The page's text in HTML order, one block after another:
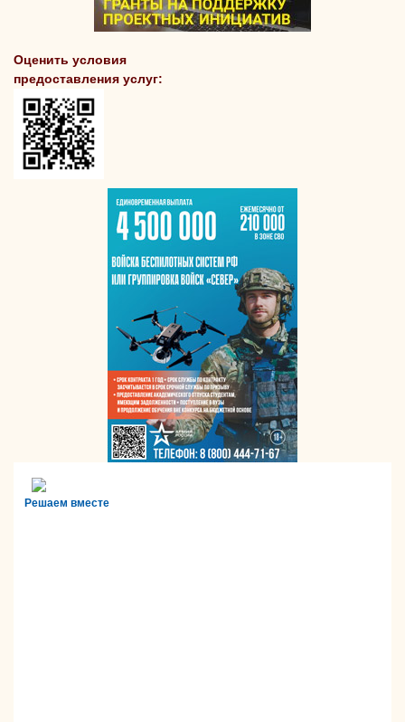
Оценить условия
предоставления услуг:
Решаем вместе